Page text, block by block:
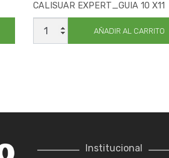
CALISUAR EXPERT_GUIA 10 X11
CALISUAR
EXPERT_GUIA
10
AÑADIR AL CARRITO
Institucional